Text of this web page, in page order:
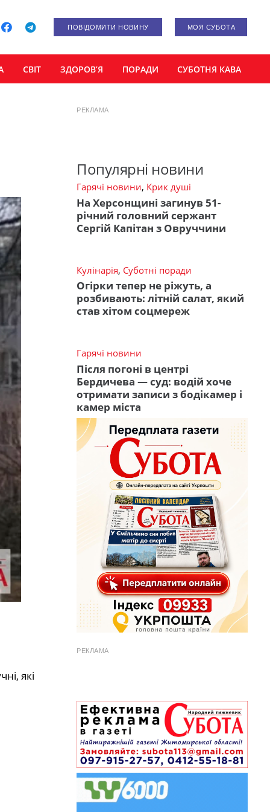
ПОВІДОМИТИ НОВИНУ МОЯ СУБОТА
СВІТ ЗДОРОВ’Я ПОРАДИ СУБОТНЯ КАВА
які
РЕКЛАМА
Популярні новини
Гарячі новини, Крик душі
На Херсонщині загинув 51-
річний головний сержант
Сергій Капітан з Овруччини
Кулінарія, Суботні поради
Огірки тепер не ріжуть, а
розбивають: літній салат, який
став хітом соцмереж
Гарячі новини
Після погоні в центрі
Бердичева — суд: водій хоче
отримати записи з бодікамер і
камер міста
РЕКЛАМА